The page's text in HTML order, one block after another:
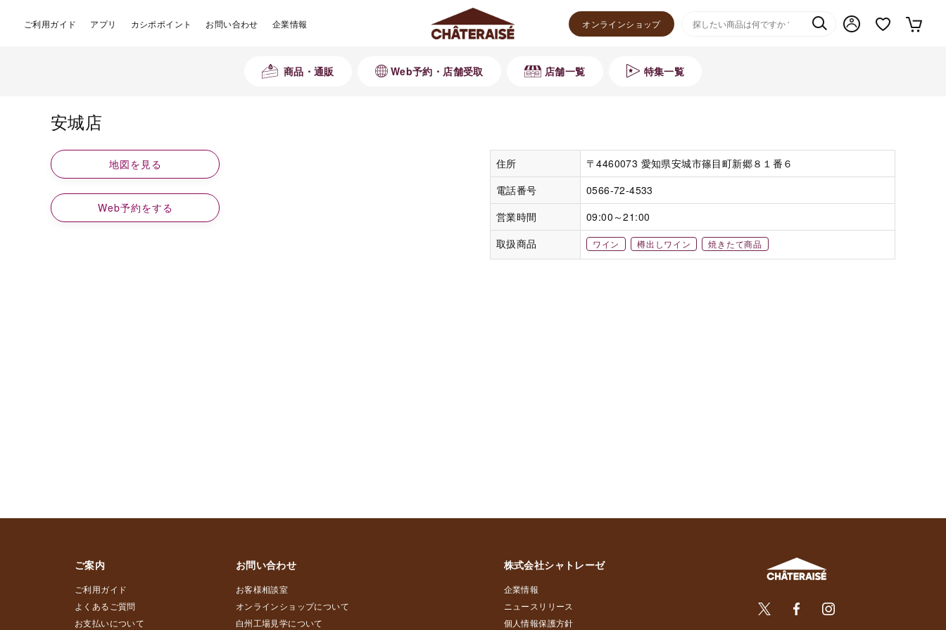
ご利用ガイド アプリ カシポポイント お問い合わせ 企業情報 オンラインショップ
商品・通販 Web予約・店舗受取 店舗一覧 特集一覧
安城店
住所
〒4460073 愛知県安城市篠目町新郷８１番６
電話番号
0566-72-4533
営業時間
09:00～21:00
取扱商品
ワイン 樽出しワイン 焼きたて商品
地図を見る
Web予約をする
ご案内
ご利用ガイド
よくあるご質問
お支払いについて
お問い合わせ
お客様相談室
オンラインショップについて
白州工場見学について
株式会社シャトレーゼ
企業情報
ニュースリリース
個人情報保護方針